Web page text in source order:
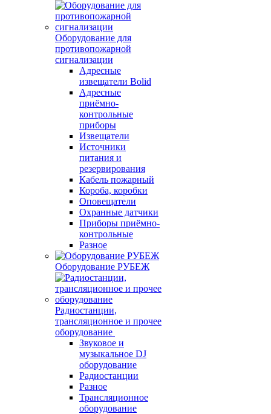
Оборудование для
противопожарной
сигнализации
Адресные
извещатели Bolid
Адресные
приёмно-
контрольные
приборы
Извещатели
Источники
питания и
резервирования
Кабель пожарный
Короба, коробки
Оповещатели
Охранные датчики
Приборы приёмно-
контрольные
Разное
Оборудование РУБЕЖ
Радиостанции,
трансляционное и прочее
оборудование
Звуковое и
музыкальное DJ
оборудование
Радиостанции
Разное
Трансляционное
оборудование